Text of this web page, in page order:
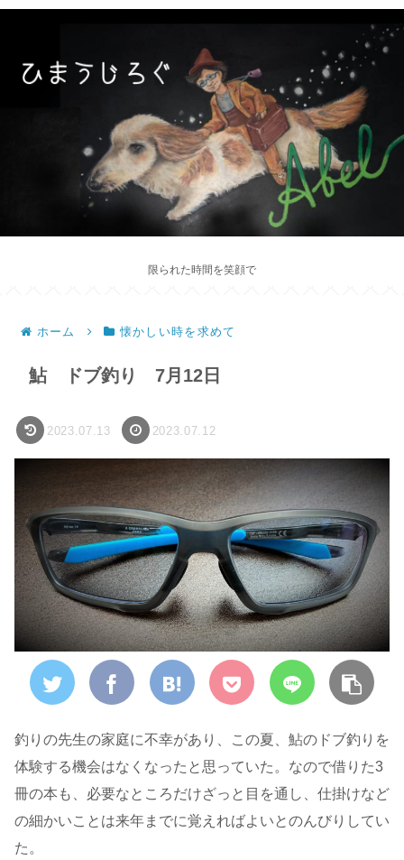
限られた時間を笑顔で
ホーム 懐かしい時を求めて
鮎 ドブ釣り 7月12日
2023.07.13 2023.07.12
釣りの先生の家庭に不幸があり、この夏、鮎のドブ釣りを
体験する機会はなくなったと思っていた。なので借りた3
冊の本も、必要なところだけざっと目を通し、仕掛けなど
の細かいことは来年までに覚えればよいとのんびりしてい
た。